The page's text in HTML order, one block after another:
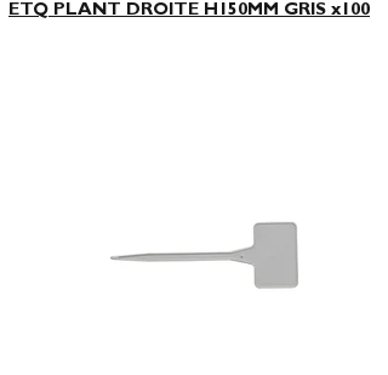
ETQ PLANT DROITE H150MM GRIS x100